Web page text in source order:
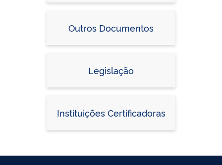
Outros Documentos
Legislação
Instituições Certificadoras